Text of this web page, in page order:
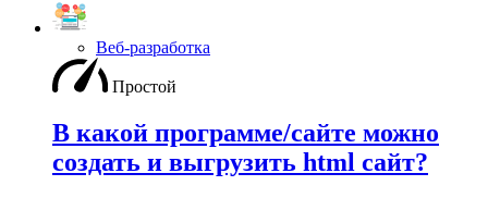
Веб-разработка
Простой
В какой программе/сайте можно
создать и выгрузить html сайт?